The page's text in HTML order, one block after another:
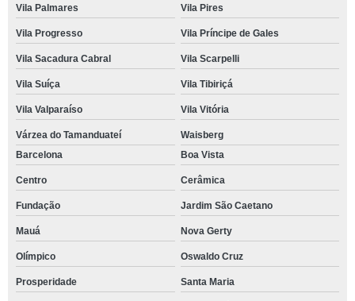
Vila Palmares Vila Pires
Vila Progresso Vila Príncipe de Gales
Vila Sacadura Cabral Vila Scarpelli
Vila Suíça Vila Tibiriçá
Vila Valparaíso Vila Vitória
Várzea do Tamanduateí
Waisberg
Barcelona
Boa Vista
Centro Cerâmica
Fundação Jardim São Caetano
Mauá Nova Gerty
Olímpico Oswaldo Cruz
Prosperidade Santa Maria